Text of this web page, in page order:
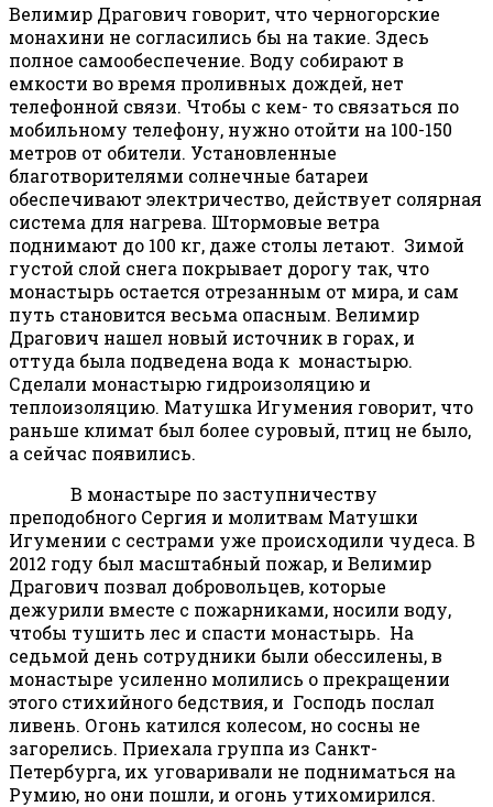
Велимир Драгович говорит, что черногорские
монахини не согласились бы на такие. Здесь
полное самообеспечение. Воду собирают в
емкости во время проливных дождей, нет
телефонной связи. Чтобы с кем- то связаться по
мобильному телефону, нужно отойти на 100-150
метров от обители. Установленные
благотворителями солнечные батареи
обеспечивают электричество, действует солярная
система для нагрева. Штормовые ветра
поднимают до 100 кг, даже столы летают. Зимой
густой слой снега покрывает дорогу так, что
монастырь остается отрезанным от мира, и сам
путь становится весьма опасным. Велимир
Драгович нашел новый источник в горах, и
оттуда была подведена вода к монастырю.
Сделали монастырю гидроизоляцию и
теплоизоляцию. Матушка Игумения говорит, что
раньше климат был более суровый, птиц не было,
а сейчас появились.
В монастыре по заступничеству
преподобного Сергия и молитвам Матушки
Игумении с сестрами уже происходили чудеса. В
2012 году был масштабный пожар, и Велимир
Драгович позвал добровольцев, которые
дежурили вместе с пожарниками, носили воду,
чтобы тушить лес и спасти монастырь. На
седьмой день сотрудники были обессилены, в
монастыре усиленно молились о прекращении
этого стихийного бедствия, и Господь послал
ливень. Огонь катился колесом, но сосны не
загорелись. Приехала группа из Санкт-
Петербурга, их уговаривали не подниматься на
Румию, но они пошли, и огонь утихомирился.